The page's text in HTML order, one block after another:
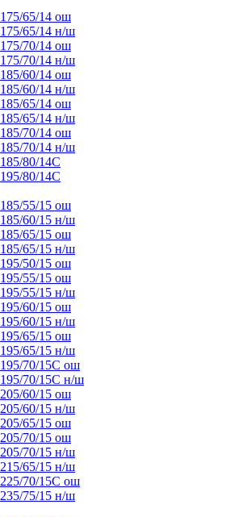
175/65/14 ош
175/65/14 н/ш
175/70/14 ош
175/70/14 н/ш
185/60/14 ош
185/60/14 н/ш
185/65/14 ош
185/65/14 н/ш
185/70/14 ош
185/70/14 н/ш
185/80/14С
195/80/14C
185/55/15 ош
185/60/15 н/ш
185/65/15 ош
185/65/15 н/ш
195/50/15 ош
195/55/15 ош
195/55/15 н/ш
195/60/15 ош
195/60/15 н/ш
195/65/15 ош
195/65/15 н/ш
195/70/15С ош
195/70/15С н/ш
205/60/15 ош
205/60/15 н/ш
205/65/15 ош
205/70/15 ош
205/70/15 н/ш
215/65/15 н/ш
225/70/15С ош
235/75/15 н/ш